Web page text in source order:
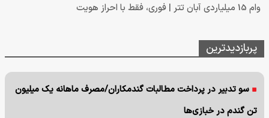
وام 15 میلیاردی آبان تتر | فوری، فقط با احراز هویت
پربازدیدترین
سو تدبیر در پرداخت مطالبات گندمکاران/مصرف ماهانه یک میلیون
تن گندم در خبازی‌ها